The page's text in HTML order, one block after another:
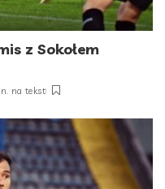
z Sokołem
na tekst